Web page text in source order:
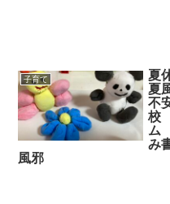
子育て
夏
夏
不
校
ム
み
風邪